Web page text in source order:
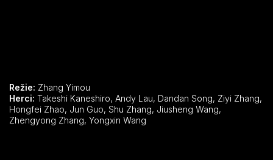
Režie: Zhang Yimou
Herci:
Hongfei Zhao, Jun Guo, Shu Zhang, Jiusheng Wang,
Zhengyong Zhang, Yongxin Wang